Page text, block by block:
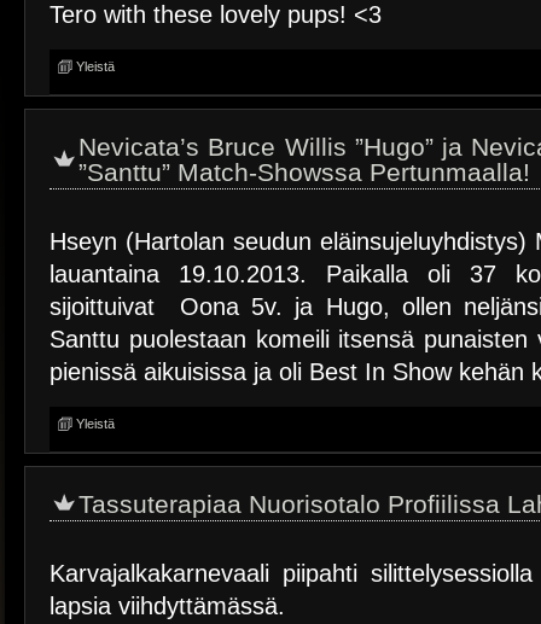
Tero with these lovely pups! <3
Yleistä
Nevicata’s Bruce Willis ”Hugo” ja
”Santtu” Match-Showssa Pertunmaalla!
Hseyn (Hartolan seudun eläinsujeluyhdistys)
lauantaina 19.10.2013. Paikalla oli 37
sijoittuivat Oona 5v. ja Hugo, ollen
Santtu puolestaan komeili itsensä
pienissä aikuisissa ja oli Best In Show kehän
Yleistä
Tassuterapiaa Nuorisotalo Profiilissa
Karvajalkakarnevaali piipahti
lapsia viihdyttämässä.